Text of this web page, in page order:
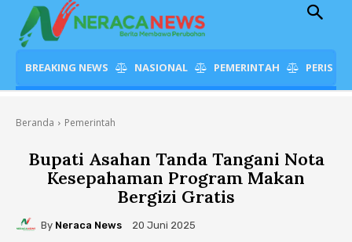
BREAKING NEWS NASIONAL PEMERINTAH
Beranda Pemerintah
Bupati Asahan Tanda Tangani Nota
Kesepahaman Program Makan
Bergizi Gratis
By Neraca News 20 Juni 2025